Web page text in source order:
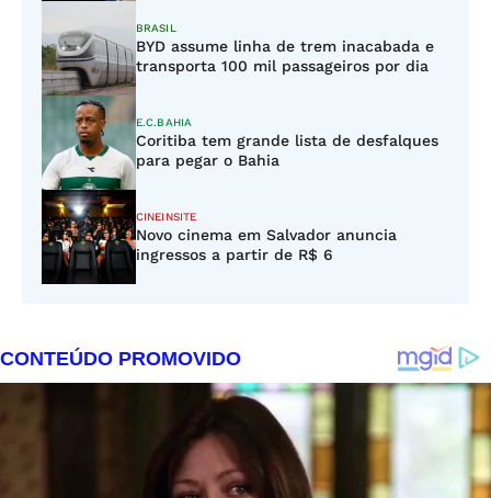
BRASIL
BYD assume linha de trem inacabada e
transporta 100 mil passageiros por dia
E.C.BAHIA
Coritiba tem grande lista de desfalques
para pegar o Bahia
CINEINSITE
Novo cinema em Salvador anuncia
ingressos a partir de R$ 6